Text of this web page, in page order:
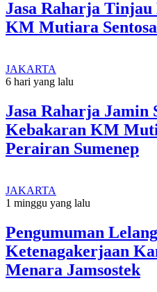
Jasa Raharja
KM Mutiara
JAKARTA
6 hari yang lalu
Jasa Raharja Jamin
Kebakaran KM
Perairan Sumenep
JAKARTA
1 minggu yang lalu
Pengumuman
Ketenagakerjaan
Menara Jamsostek